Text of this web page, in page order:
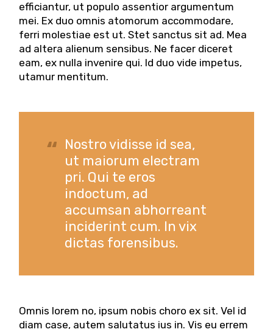
efficiantur, ut populo assentior argumentum
mei. Ex duo omnis atomorum accommodare,
ferri molestiae est ut. Stet sanctus sit ad. Mea
ad altera alienum sensibus. Ne facer diceret
eam, ex nulla invenire qui. Id duo vide impetus,
utamur mentitum.
Nostro vidisse id sea,
ut maiorum electram
pri. Qui te eros
indoctum, ad
accumsan abhorreant
inciderint cum. In vix
dictas forensibus.
Omnis lorem no, ipsum nobis choro ex sit. Vel id
diam case, autem salutatus ius in. Vis eu errem